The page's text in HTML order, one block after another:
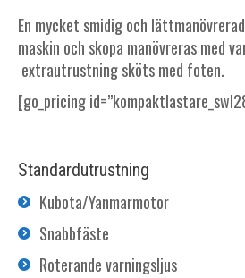
En mycket smidig och
maskin och skopa manövreras med
extrautrustning sköts med foten.
[go_pricing
Standardutrustning
Kubota/Yanmarmotor
Snabbfäste
Roterande varningsljus